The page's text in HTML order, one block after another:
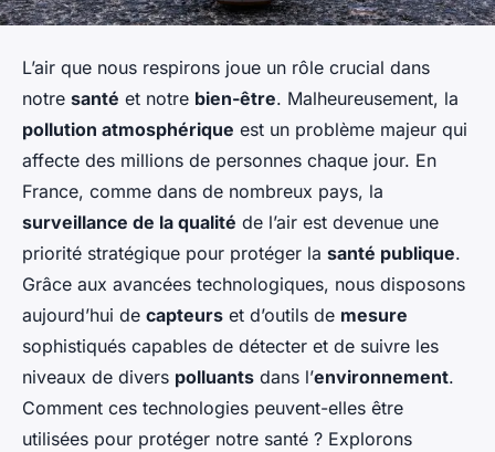
L’air que nous respirons joue un rôle crucial dans
notre santé et notre bien-être. Malheureusement, la
pollution atmosphérique est un problème majeur qui
affecte des millions de personnes chaque jour. En
France, comme dans de nombreux pays, la
surveillance de la qualité de l’air est devenue une
priorité stratégique pour protéger la santé publique.
Grâce aux avancées technologiques, nous disposons
aujourd’hui de capteurs et d’outils de mesure
sophistiqués capables de détecter et de suivre les
niveaux de divers polluants dans l’environnement.
Comment ces technologies peuvent-elles être
utilisées pour protéger notre santé ? Explorons